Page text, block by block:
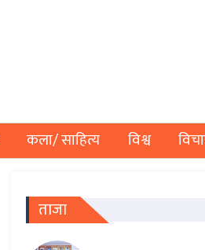
कला/ साहित्य विश्व
ताजा